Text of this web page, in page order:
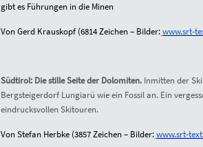
gibt es Führungen in die Minen
Von Gerd Krauskopf (6814Zeichen – Bilder:www.srt-
Südtirol: Die stille Seite der Dolomiten. Inmitten der
Bergsteigerdorf Lungiarü wie ein Fossil an. Ein
eindrucksvollen Skitouren.
Von Stefan Herbke (3857Zeichen – Bilder:www.srt-